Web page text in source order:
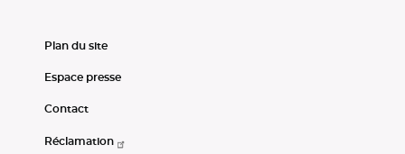
Plan du site
Espace presse
Contact
Réclamation